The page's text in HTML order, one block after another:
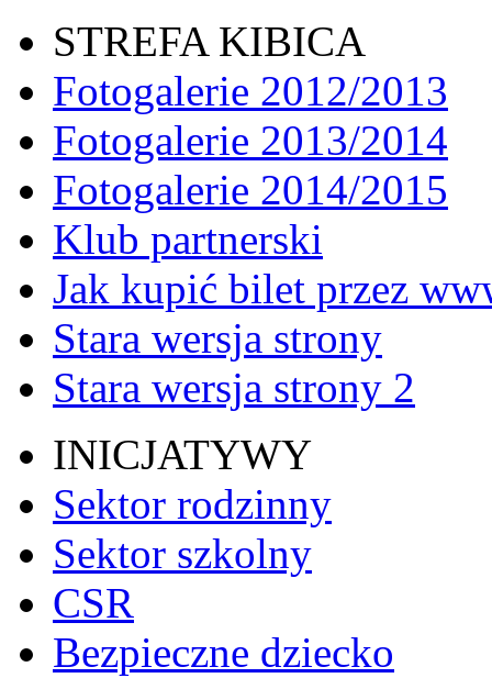
STREFA KIBICA
Fotogalerie 2012/2013
Fotogalerie 2013/2014
Fotogalerie 2014/2015
Klub partnerski
Jak kupić bilet przez
Stara wersja strony
Stara wersja strony 2
INICJATYWY
Sektor rodzinny
Sektor szkolny
CSR
Bezpieczne dziecko